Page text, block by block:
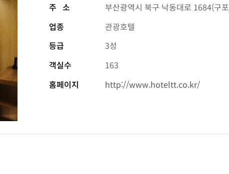
주 소
부산광역시 북구 낙동대로 1684(구
업종
관광호텔
등급
3성
객실수
163
홈페이지
http://www.hoteltt.co.kr/